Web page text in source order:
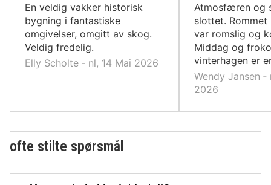
En veldig vakker historisk
bygning i fantastiske
omgivelser, omgitt av skog.
Veldig fredelig.
Elly Scholte ‐ nl, 14 Mai 2026
Atmosfæren og
slottet. Rommet
var romslig og
Middag og
vinterhagen er
Wendy Jansen ‐
2026
ofte stilte spørsmål